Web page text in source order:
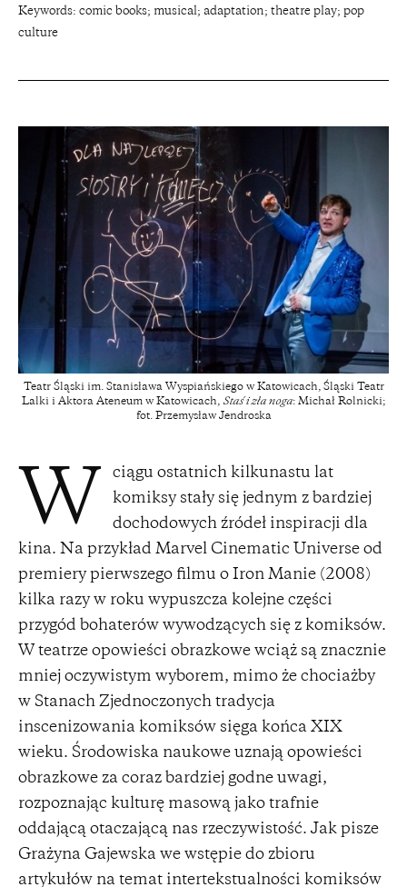
Keywords: comic books; musical; adaptation; theatre play; pop
culture
Teatr Śląski im. Stanisława Wyspiańskiego w Katowicach, Śląski Teatr
Lalki i Aktora Ateneum w Katowicach, Staś i zła noga: Michał Rolnicki;
fot. Przemysław Jendroska
W
ciągu ostatnich kilkunastu lat
komiksy stały się jednym z bardziej
dochodowych źródeł inspiracji dla
kina. Na przykład Marvel Cinematic Universe od
premiery pierwszego filmu o Iron Manie (2008)
kilka razy w roku wypuszcza kolejne części
przygód bohaterów wywodzących się z komiksów.
W teatrze opowieści obrazkowe wciąż są znacznie
mniej oczywistym wyborem, mimo że chociażby
w Stanach Zjednoczonych tradycja
inscenizowania komiksów sięga końca XIX
wieku. Środowiska naukowe uznają opowieści
obrazkowe za coraz bardziej godne uwagi,
rozpoznając kulturę masową jako trafnie
oddającą otaczającą nas rzeczywistość. Jak pisze
Grażyna Gajewska we wstępie do zbioru
artykułów na temat intertekstualności komiksów